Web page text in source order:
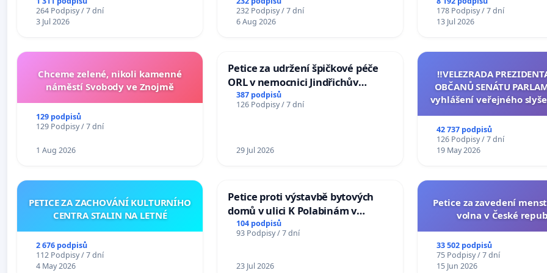
264 Podpisy / 7 dní
3 Jul 2026
232 Podpisy / 7 dní
6 Aug 2026
Charles University
178 Podpisy / 7 dní
13 Jul 2026
Chceme zelené, nikoli kamenné
náměstí Svobody ve Znojmě
129 podpisů
129 Podpisy / 7 dní
1 Aug 2026
Petice za udržení špičkové péče
ORL v nemocnici Jindřichův
Hradec
387 podpisů
126 Podpisy / 7 dní
29 Jul 2026
‼️VELEZRADA
OBČANŮ SENÁTU
vyhlášení veřejného
na přijetí usnesení k
žaloby na prezidenta
42 737 podpisů
126 Podpisy / 7 dní
19 May 2026
PETICE ZA ZACHOVÁNÍ KULTURNÍHO
CENTRA STALIN NA LETNÉ
2 676 podpisů
112 Podpisy / 7 dní
4 May 2026
Petice proti výstavbě bytových
domů v ulici K Polabinám v
Pardubicích
104 podpisů
93 Podpisy / 7 dní
23 Jul 2026
Petice za zavedení
volna v České
33 502 podpisů
75 Podpisy / 7 dní
15 Jun 2026